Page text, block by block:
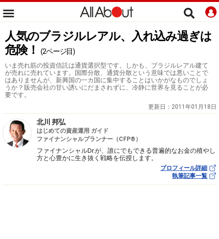
人気のブラジルレアル、入れ込み過ぎは
危険！
(2ページ目)
いま売れ筋の投資信託は通貨選択型です。しかも、ブラジルレアル建て
が売れに売れています。国際分散、通貨分散という意味では悪いことで
はありませんが、新興国の一カ国に集中することはいかがなものでしょ
うか？販売会社の甘い誘いにだまされずに、冷静に世界を見ることが必
要です。
更新日： 2011年01月18日
北川 邦弘
はじめての資産運用 ガイド
ファイナンシャルプランナー（CFP®）
ファイナンシャルDr.が、誰にでもできる普遍的なお金の殖やし
方と心豊かに生き抜く戦略を伝授します。
プロフィール詳細
執筆記事一覧